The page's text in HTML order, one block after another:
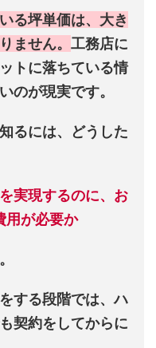
る坪単価は、大き
ません。 工務店に
トに落ちている情
のが現実です。
るには、どうした
実現するのに、お
用が必要か
する段階では、ハ
契約をしてからに